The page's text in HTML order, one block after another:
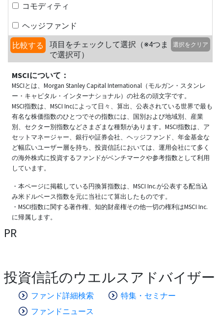
コモディティ
ヘッジファンド
比較する
項目をチェックして選択（※4つま
で選択可）
選択をクリア
MSCIについて：
MSCIとは、Morgan Stanley Capital International（モルガン・スタンレ
ー・キャピタル・インターナショナル）の社名の頭文字です。
MSCI指数は、MSCI Incによって日々、算出、公表されている世界で最も
有名な株価指数のひとつでその指数には、国別および地域別、産業
別、セクター別指数などさまざまな種類があります。MSCI指数は、ア
セットマネージャー、銀行や証券会社、ヘッジファンド、年金基金な
ど幅広いユーザー層を持ち、投資信託においては、運用会社にて多く
の海外株式に投資するファンドがベンチマークや参考指数として利用
しています。
・本ページに掲載している円換算指数は、MSCI Inc.が公表する配当込
み米ドルベース指数を元に当社にて算出したものです。
・MSCI指数に関する著作権、知的財産権その他一切の権利はMSCI Inc.
に帰属します。
PR
投資信託のウエルスアドバイザー
ファンド詳細検索
特集・セミナー
ファンドニュース